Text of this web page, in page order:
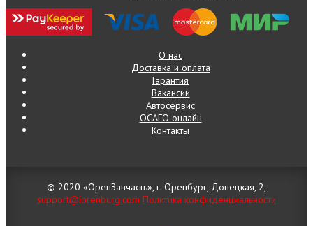
О нас
Доставка и оплата
Гарантия
Вакансии
Автосервис
ОСАГО онлайн
Контакты
© 2020 «ОренЗапчасть», г. Оренбург, Донецкая, 2,
support@iorenburg.com Политика конфиденциальности